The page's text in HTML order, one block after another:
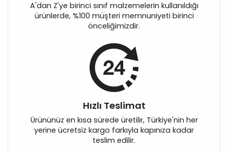
A'dan Z'ye birinci sınıf malzemelerin kullanıldığı
ürünlerde, %100 müşteri memnuniyeti birinci
önceliğimizdir.
Hızlı Teslimat
Ürününüz en kısa sürede üretilir, Türkiye'nin her
yerine ücretsiz kargo farkıyla kapınıza kadar
teslim edilir.